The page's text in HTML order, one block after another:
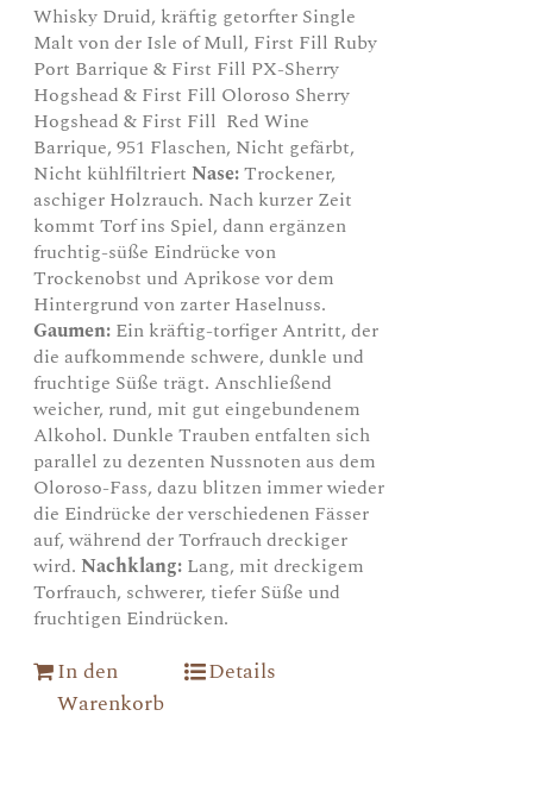
Whisky Druid, kräftig getorfter Single
Malt von der Isle of Mull, First Fill Ruby
Port Barrique & First Fill PX-Sherry
Hogshead & First Fill Oloroso Sherry
Hogshead & First Fill Red Wine
Barrique, 951 Flaschen, Nicht gefärbt,
Nicht kühlfiltriert Nase:Trockener,
aschiger Holzrauch. Nach kurzer Zeit
kommt Torf ins Spiel, dann ergänzen
fruchtig-süße Eindrücke von
Trockenobst und Aprikose vor dem
Hintergrund von zarter Haselnuss.
Gaumen: Ein kräftig-torfiger Antritt, der
die aufkommende schwere, dunkle und
fruchtige Süße trägt. Anschließend
weicher, rund, mit gut eingebundenem
Alkohol. Dunkle Trauben entfalten sich
parallel zu dezenten Nussnoten aus dem
Oloroso-Fass, dazu blitzen immer wieder
die Eindrücke der verschiedenen Fässer
auf, während der Torfrauch dreckiger
wird. Nachklang: Lang, mit dreckigem
Torfrauch, schwerer, tiefer Süße und
fruchtigen Eindrücken.
In den
Warenkorb
Details